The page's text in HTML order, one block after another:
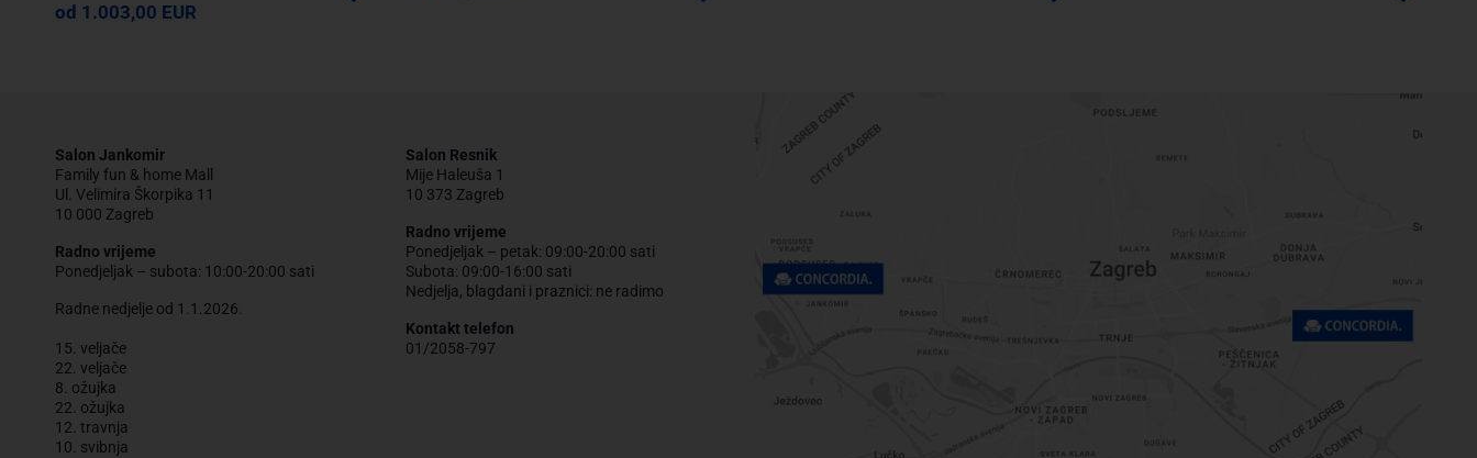
od 1.003,00 EUR
Salon Jankomir
Family fun & home Mall
Ul. Velimira Škorpika 11
10 000 Zagreb
Radno vrijeme
Ponedjeljak – subota: 10:00-20:00 sati
Radne nedjelje od 1.1.2026.
15. veljače
22. veljače
8. ožujka
22. ožujka
12. travnja
10. svibnja
Salon Resnik
Mije Haleuša 1
10 373 Zagreb
Radno vrijeme
Ponedjeljak – petak: 09:00-20:00 sati
Subota: 09:00-16:00 sati
Nedjelja, blagdani i praznici: ne radimo
Kontakt telefon
01/2058-797